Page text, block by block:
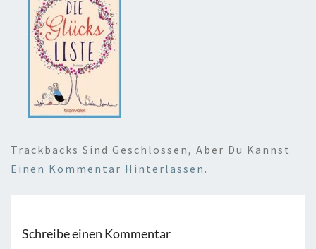
Trackbacks Sind Geschlossen, Aber Du Kannst
Einen Kommentar Hinterlassen .
Schreibe einen Kommentar